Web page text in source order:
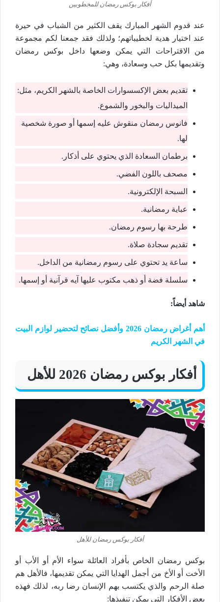
أفكار بوكس رمضان للمخطوبين
عند قدوم الشهر المبارك يقف الكثير من الشباب في حيرة
عند اختيار هدية لخطيباتهم؛ ولذلك فقد جمعنا لكم مجموعة
من الاقتراحات التي يمكن وضعها داخل بوكس رمضان
وتقديمها بكل حب وسعادة، وهي:
تقديم بعض الإكسسوارات الخاصة بالشهر الكريم، مثل:
الميداليات والبخور والشموع.
فانوس رمضان منقوش عليه إسمها أو صورة شخصية
لها.
برطمان السعادة الذي يحتوي على أذكار.
مصحف باللون الفضي.
السبحة الإلكترونية.
عباية رمضانية.
طرحة بها رسوم رمضان.
تقديم سجادة صلاة.
ساعة يد تحتوي على رسوم رمضانية من الداخل.
سلسلة فضة أو ذهب مكتوب عليها آيه قرآنية أو إسمها.
شاهد أيضاً:
أهم أغراض رمضان 2026 وأفضل نصائح لتحضير لوازم البيت
في الشهر الكريم
أفكار بوكس رمضان 2026 للأهل
أفكار بوكس رمضان للأهل
بوكس رمضان الخاص بأفراد العائلة سواء الأم أو الأب أو
الأخت أو الأخ من أجمل الهدايا التي يمكن تقديمها، فالأهل هم
صلة الرحم والذي يكتسب بهم الإنسان رضا ربه، لذلك فهذه
بعض الأفكار التي يمكن تنفيذها: